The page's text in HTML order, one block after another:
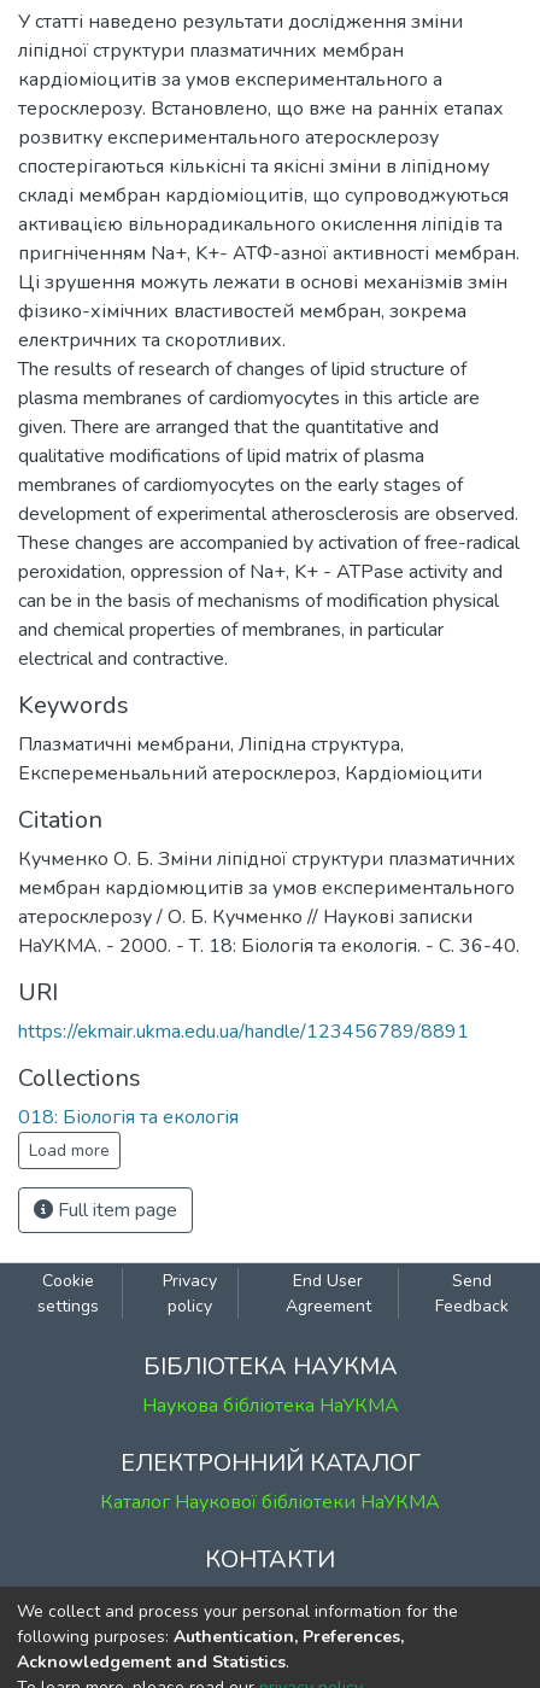
У статті наведено результати дослідження зміни
ліпідної структури плазматичних мембран
кардіоміоцитів за умов експериментального а
теросклерозу. Встановлено, що вже на ранніх етапах
розвитку експериментального атеросклерозу
спостерігаються кількісні та якісні зміни в ліпідному
складі мембран кардіоміоцитів, що супроводжуються
активацією вільнорадикального окислення ліпідів та
пригніченням Na+, K+- АТФ-азної активності мембран.
Ці зрушення можуть лежати в основі механізмів змін
фізико-хімічних властивостей мембран, зокрема
електричних та скоротливих.
The results of research of changes of lipid structure of
plasma membranes of cardiomyocytes in this article are
given. There are arranged that the quantitative and
qualitative modifications of lipid matrix of plasma
membranes of cardiomyocytes on the early stages of
development of experimental atherosclerosis are observed.
These changes are accompanied by activation of free-radical
peroxidation, oppression of Na+, K+ - ATPase activity and
can be in the basis of mechanisms of modification physical
and chemical properties of membranes, in particular
electrical and contractive.
Keywords
Плазматичні мембрани, Ліпідна структура,
Експеременьальний атеросклероз, Кардіоміоцити
Citation
Кучменко О. Б. Зміни ліпідної структури плазматичних
мембран кардіомюцитів за умов експериментального
атеросклерозу / О. Б. Кучменко // Наукові записки
НаУКМА. - 2000. - Т. 18: Біологія та екологія. - С. 36-40.
URI
https://ekmair.ukma.edu.ua/handle/123456789/8891
Collections
018: Біологія та екологія
Load more
Full item page
Cookie
settings
Privacy
policy
End User
Agreement
Send
Feedback
БІБЛІОТЕКА НАУКМА
Наукова бібліотека НаУКМА
ЕЛЕКТРОННИЙ КАТАЛОГ
Каталог Наукової бібліотеки НаУКМА
КОНТАКТИ
м. Київ, вул. Григорія Сковороди, 2
к. 1, к. 120
тел. (044) 463-69-31
We collect and process your personal information for the
following purposes: Authentication, Preferences,
Acknowledgement and Statistics.